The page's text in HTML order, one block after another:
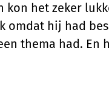
het zeker
omdat hij had
thema had. En